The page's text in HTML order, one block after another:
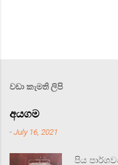
වඩා කැමති ලිපි
අයගම
-July 16, 2021
පිය